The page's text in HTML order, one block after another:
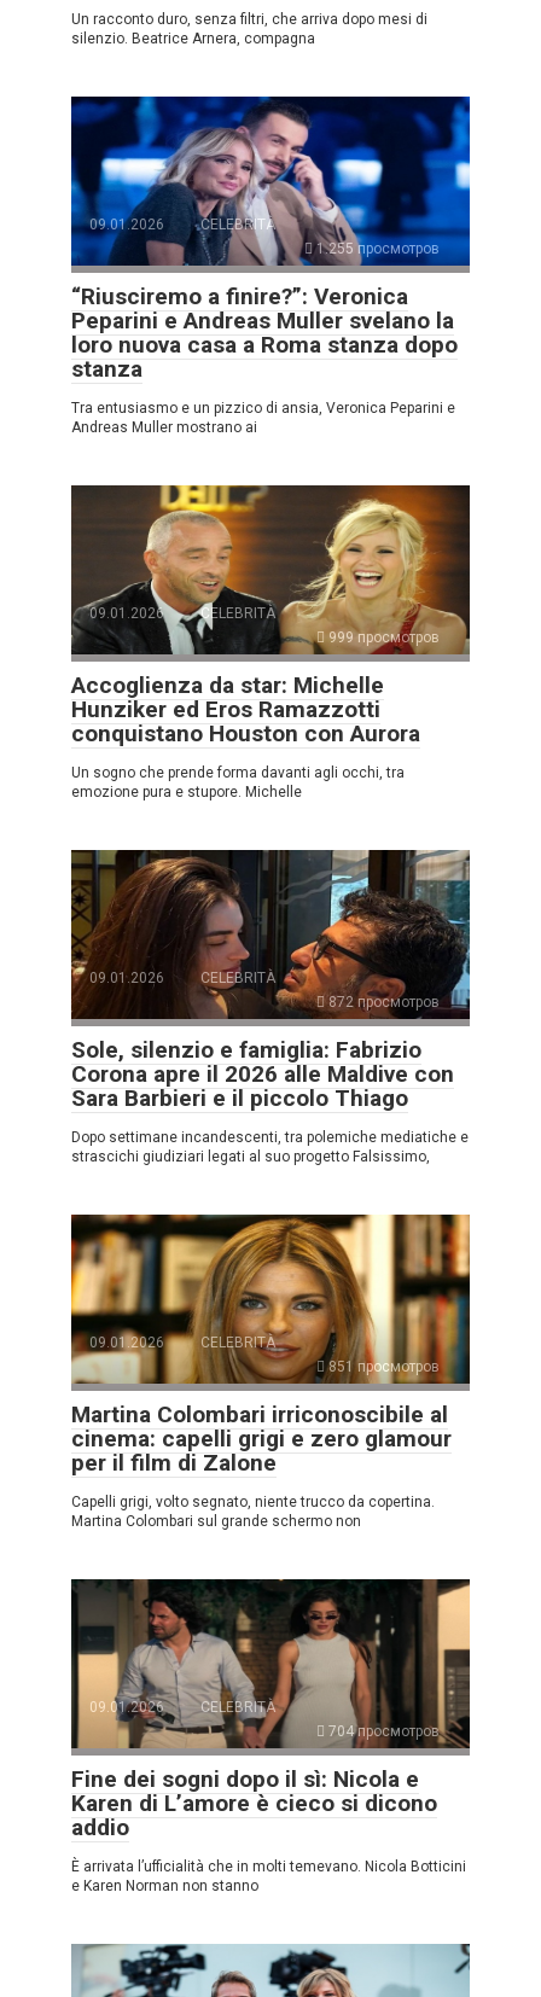
Un racconto duro, senza filtri, che arriva dopo mesi di
silenzio. Beatrice Arnera, compagna
09.01.2026
CELEBRITÀ
1.255 просмотров
“Riusciremo a finire?”: Veronica
Peparini e Andreas Muller svelano la
loro nuova casa a Roma stanza dopo
stanza
Tra entusiasmo e un pizzico di ansia, Veronica Peparini e
Andreas Muller mostrano ai
09.01.2026
CELEBRITÀ
999 просмотров
Accoglienza da star: Michelle
Hunziker ed Eros Ramazzotti
conquistano Houston con Aurora
Un sogno che prende forma davanti agli occhi, tra
emozione pura e stupore. Michelle
09.01.2026
CELEBRITÀ
872 просмотров
Sole, silenzio e famiglia: Fabrizio
Corona apre il 2026 alle Maldive con
Sara Barbieri e il piccolo Thiago
Dopo settimane incandescenti, tra polemiche mediatiche e
strascichi giudiziari legati al suo progetto Falsissimo,
09.01.2026
CELEBRITÀ
851 просмотров
Martina Colombari irriconoscibile al
cinema: capelli grigi e zero glamour
per il film di Zalone
Capelli grigi, volto segnato, niente trucco da copertina.
Martina Colombari sul grande schermo non
09.01.2026
CELEBRITÀ
704 просмотров
Fine dei sogni dopo il sì: Nicola e
Karen di L’amore è cieco si dicono
addio
È arrivata l’ufficialità che in molti temevano. Nicola Botticini
e Karen Norman non stanno